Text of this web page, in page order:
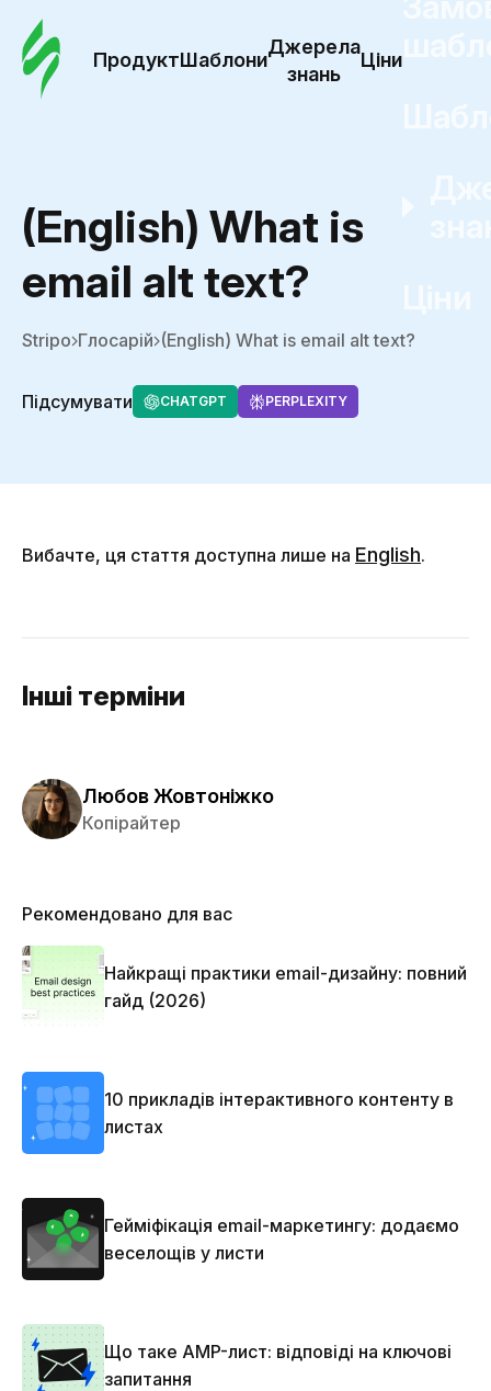
ПродуктШаблони
Джерела
знань
Ціни
(English) What is
email alt text?
Stripo Глосарій (English) What is email alt text?
Підсумувати CHATGPT PERPLEXITY
Вибачте, ця стаття доступна лише на English.
Інші терміни
Любов Жовтоніжко
Копірайтер
Рекомендовано для вас
Найкращі практики email-дизайну: повний
гайд (2026)
10 прикладів інтерактивного контенту в
листах
Гейміфікація email-маркетингу: додаємо
веселощів у листи
Що таке AMP-лист: відповіді на ключові
запитання